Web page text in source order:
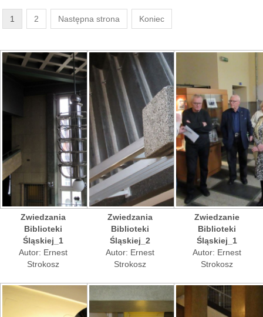
1 2 Następna strona Koniec
Zwiedzania
Biblioteki
Śląskiej_1
Autor: Ernest
Strokosz
Zwiedzania
Biblioteki
Śląskiej_2
Autor: Ernest
Strokosz
Zwiedzanie
Biblioteki
Śląskiej_1
Autor: Ernest
Strokosz